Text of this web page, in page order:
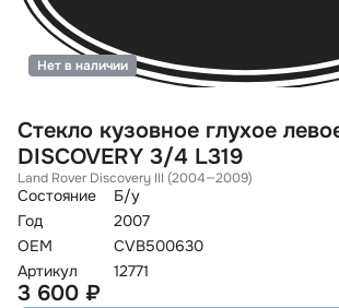
Стекло кузовное глухое
DISCOVERY 3/4 L319
Land Rover Discovery III (2004—2009)
Состояние
Б/у
Год
2007
OEM
CVB500630
Артикул
12771
Нет в наличии
3 600 ₽